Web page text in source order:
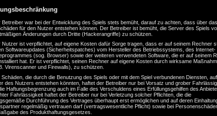
Betreiber war bei der Entwicklung des Spiels stets bemüht, darauf zu achten, dass über
für den Nutzer entstehen können. Der Betreiber ist bemüht, die Server des Spiels
Änderungen durch Dritte (Hackerangriffe) zu schützen.
Nutzer ist verpflichtet, auf eigene Kosten dafür Sorge tragen, dass er auf seinem Rechner
Softwareupdates (Sicherheitspatches) vom Hersteller des Betriebssystems, des Internet-
(sog. Browser) sowie der weiteren verwendeten Software, die er auf seinem
hat. Er ist verpflichtet, seinen Rechner auf eigene Kosten durch wirksame
Virenscanner und Firewalls), zu schützen.
Schäden, die durch die Benutzung des Spiels oder mit dem Spiel verbundenen Diensten,
des Nutzers entstehen könnten, haftet der Betreiber nur bei Vorsatz und grober
Haftungsbegrenzung auch im Falle des Verschuldens eines Erfüllungsgehilfen des
Fahrlässigkeit haftet der Betreiber nur bei Verletzung solcher Pflichten, die die
Durchführung des Vertrages überhaupt erst ermöglichen und auf deren
regelmäßig vertrauen darf (vertragswesentliche Pflicht) sowie bei
des Produkthaftungsgesetzes.